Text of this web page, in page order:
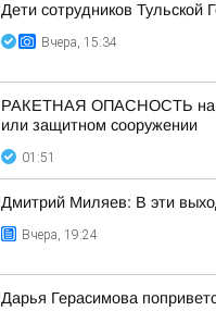
Дети сотрудников Тульской
Вчера, 15:34
РАКЕТНАЯ ОПАСНОСТЬ на
или защитном сооружении
01:51
Дмитрий Миляев: В эти
Вчера, 19:24
Дарья Герасимова